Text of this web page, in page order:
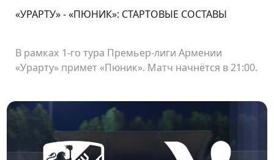
«УРАРТУ» - «ПЮНИК»: СТАРТОВЫЕ СОСТАВЫ
В рамках 1-го тура Премьер-лиги Армении
«Урарту» примет «Пюник». Матч начнётся в 21:00.